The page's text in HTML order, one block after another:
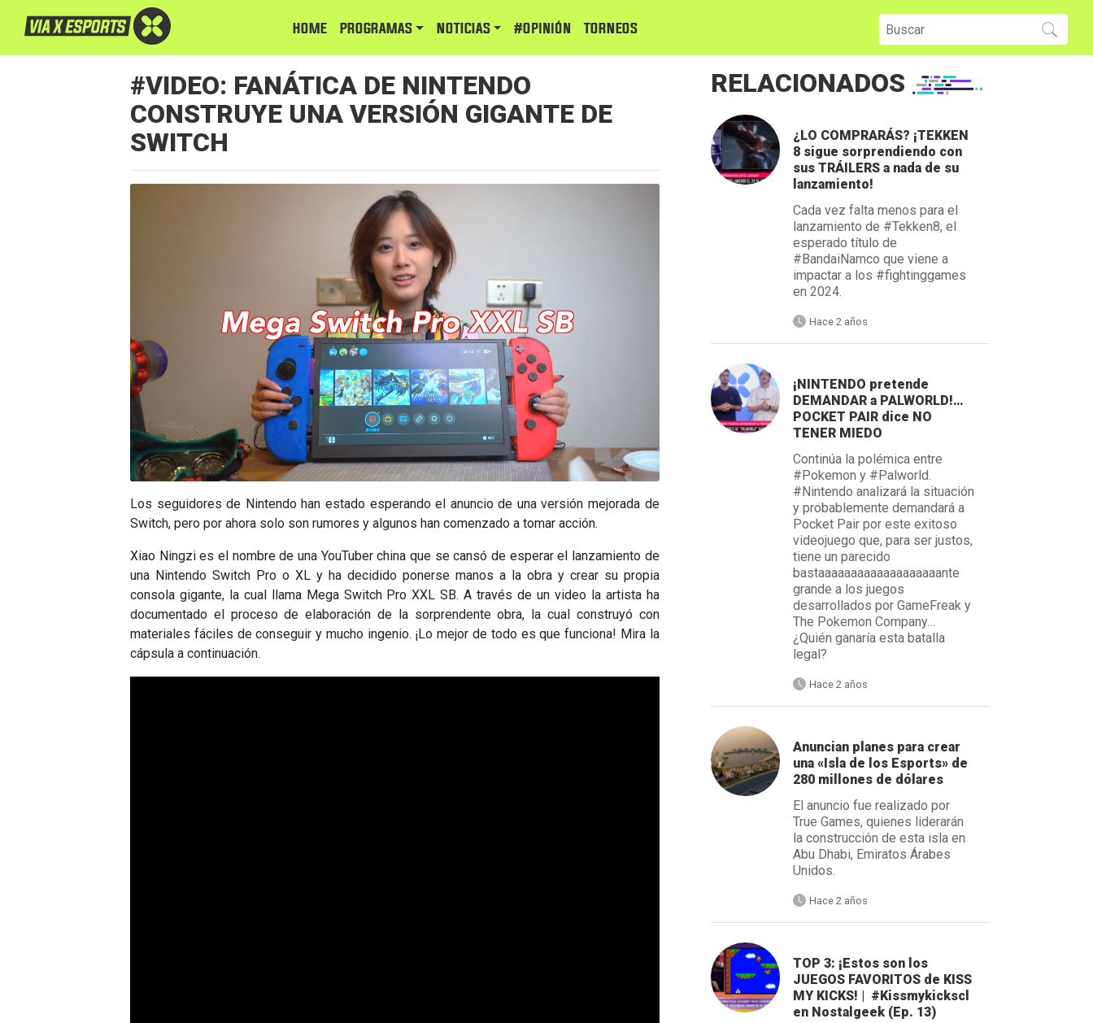
HOME PROGRAMAS NOTICIAS #Opinión TORNEOS
#VIDEO: FANÁTICA DE NINTENDO
CONSTRUYE UNA VERSIÓN GIGANTE DE
SWITCH
Los seguidores de Nintendo han estado esperando el anuncio de una versión mejorada de
Switch, pero por ahora solo son rumores y algunos han comenzado a tomar acción.
Xiao Ningzi es el nombre de una YouTuber china que se cansó de esperar el lanzamiento de
una Nintendo Switch Pro o XL y ha decidido ponerse manos a la obra y crear su propia
consola gigante, la cual llama Mega Switch Pro XXL SB. A través de un video la artista ha
documentado el proceso de elaboración de la sorprendente obra, la cual construyó con
materiales fáciles de conseguir y mucho ingenio. ¡Lo mejor de todo es que funciona! Mira la
cápsula a continuación.
RELACIONADOS
¿LO COMPRARÁS? ¡TEKKEN
8 sigue sorprendiendo con
sus TRÁILERS a nada de su
lanzamiento!
Cada vez falta menos para el
lanzamiento de #Tekken8, el
esperado título de
#BandaiNamco que viene a
impactar a los #fightinggames
en 2024.
Hace 2 años
¡NINTENDO pretende
DEMANDAR a PALWORLD!…
POCKET PAIR dice NO
TENER MIEDO
Continúa la polémica entre
#Pokemon y #Palworld.
#Nintendo analizará la situación
y probablemente demandará a
Pocket Pair por este exitoso
videojuego que, para ser justos,
tiene un parecido
bastaaaaaaaaaaaaaaaaaaante
grande a los juegos
desarrollados por GameFreak y
The Pokemon Company…
¿Quién ganaría esta batalla
legal?
Hace 2 años
Anuncian planes para crear
una «Isla de los Esports» de
280 millones de dólares
El anuncio fue realizado por
True Games, quienes liderarán
la construcción de esta isla en
Abu Dhabi, Emiratos Árabes
Unidos.
Hace 2 años
TOP 3: ¡Estos son los
JUEGOS FAVORITOS de KISS
MY KICKS! | #Kissmykickscl
en Nostalgeek (Ep. 13)